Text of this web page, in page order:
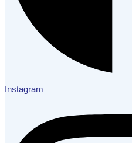
Instagram